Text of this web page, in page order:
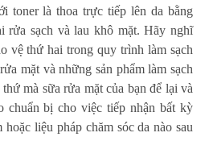
toner là thoa trực tiếp lên da bằng
rửa sạch và lau khô mặt. Hãy nghĩ
vệ thứ hai trong quy trình làm sạch
mặt và những sản phẩm làm sạch
mà sữa rửa mặt của bạn để lại và
chuẩn bị cho việc tiếp nhận bất kỳ
liệu pháp chăm sóc da nào sau